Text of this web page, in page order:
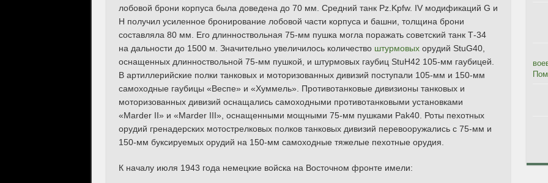
лобовой брони корпуса была доведена до 70 мм. Средний танк Pz.Kpfw. IV модификаций G и
H получил усиленное бронирование лобовой части корпуса и башни, толщина брони
составляла 80 мм. Его длинноствольная 75-мм пушка могла поражать советский танк Т-34
на дальности до 1500 м. Значительно увеличилось количество штурмовыхорудий StuG40,
оснащенных длинноствольной 75-мм пушкой, и штурмовых гаубиц StuH42 105-мм гаубицей.
В артиллерийские полки танковых и моторизованных дивизий поступали 105-мм и 150-мм
самоходные гаубицы «Веспе» и «Хуммель». Противотанковые дивизионы танковых и
моторизованных дивизий оснащались самоходными противотанковыми установками
«Marder II» и «Marder III», оснащенными мощными 75-мм пушками Pak40. Роты пехотных
орудий гренадерских мотострелковых полков танковых дивизий перевооружались с 75-мм и
150-мм буксируемых орудий на 150-мм самоходные тяжелые пехотные орудия.
К началу июля 1943 года немецкие войска на Восточном фронте имели: